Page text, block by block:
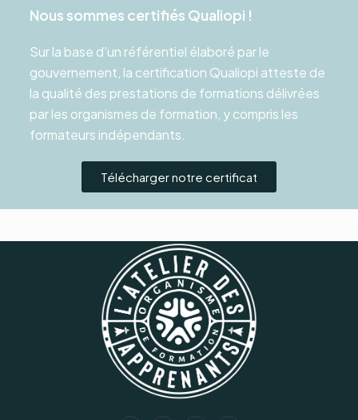
Nous sommes certifiés Qualiopi !
Sur la base d’un référentiel élaboré par le
gouvernement, la certification Qualiopi atteste de
la qualité des prestations de formations délivrées
par les organismes de formation, y compris les
formateurs indépendants.
Télécharger notre certificat